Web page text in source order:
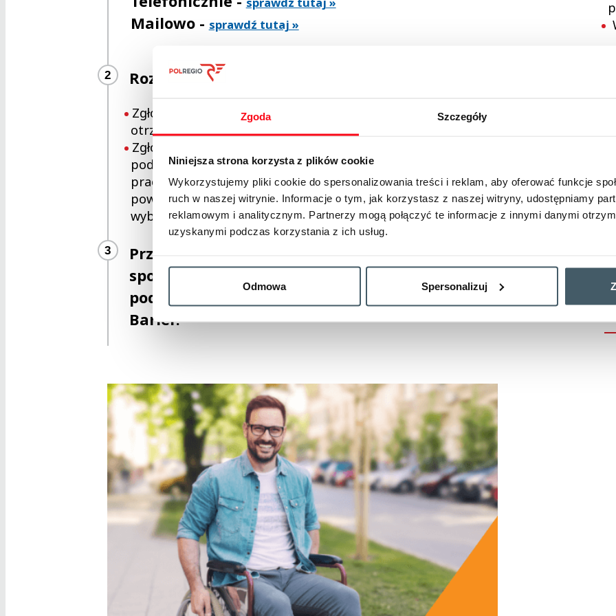
Zgoda Szczegóły
Niniejsza strona korzysta z plików cookie
Wykorzystujemy pliki cookie do spersonalizowania treści i reklam, aby oferować funkcje
ruch w naszej witrynie. Informacje o tym, jak korzystasz z naszej witryny, udostępniamy
reklamowym i analitycznym. Partnerzy mogą połączyć te informacje z innymi danymi
uzyskanymi podczas korzystania z ich usług.
Odmowa Spersonalizuj
Mailowo - sprawdź tutaj »
2 Rozpatrzymy Twoje zgłoszenie
Zgłoszenie 24h przed planowaną podróżą gwarantuje
otrzymanie zamówionej asysty
Zgłoszenie w terminie krótszym niż 24h przed planowaną
podróżą musi być dodatkowo potwierdzone przez naszego
pracownika. Jeżeli nie będziemy w stanie zrealizować usługi
powiadomimy Cię telefonicznie lub sms-em, zgodnie z
wybraną w zgłoszeniu preferowaną formą kontaktu.
3
Przybądź na wyznaczone miejsce
spotkania, które znajdziesz w
podsumowaniu. Ciesz się Podróżą bez
Barier.